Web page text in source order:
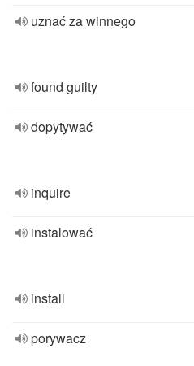
uznać za winnego
found guilty
dopytywać
inquire
instalować
install
porywacz